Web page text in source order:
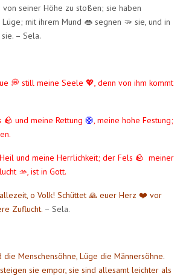
von seiner Höhe zu stoßen; sie haben
mit ihrem Mund 👄​ segnen 🫳 sie, und in
– Sela.
💭still meine Seele 💖, denn von ihm kommt
🪨und meine Rettung🛟 , meine hohe Festung;
und meine Herrlichkeit; der Fels 🪨meiner
🫴, ist in Gott.
o Volk! Schüttet 🙏 euer Herz ❤️ vor
Zuflucht. – Sela.
die Menschensöhne, Lüge die Männersöhne.
sie empor, sie sind allesamt leichter als